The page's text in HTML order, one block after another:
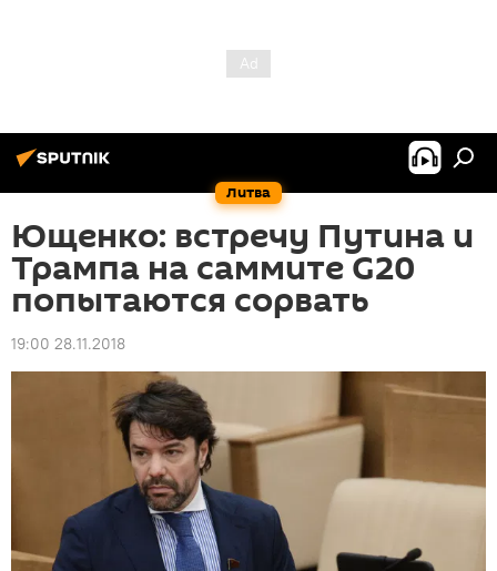
Литва
Ющенко: встречу Путина и
Трампа на саммите G20
попытаются сорвать
19:00 28.11.2018